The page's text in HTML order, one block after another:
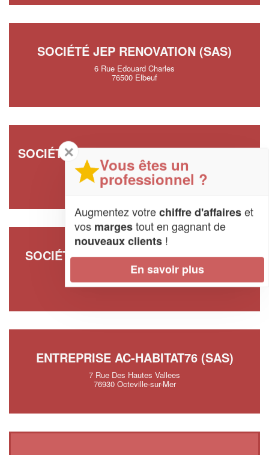
SOCIÉTÉ JEP RENOVATION (SAS)
6 Rue Edouard Charles
76500 Elbeuf
SOCIÉTÉ CHARPENTES GUISLAIN (SAS)
12 Parc De La Risle
76130 Mont-Saint-Aignan
SOCIÉTÉ HOUEL COUVERTURE (SAS)
9 Route De Forges
76390 Aumale
ENTREPRISE AC-HABITAT76 (SAS)
7 Rue Des Hautes Vallees
76930 Octeville-sur-Mer
✕
Vous êtes un
professionnel ?
Augmentez votrechiffre d'affaireset
vos margestout en gagnant de
nouveaux clients !
En savoir plus